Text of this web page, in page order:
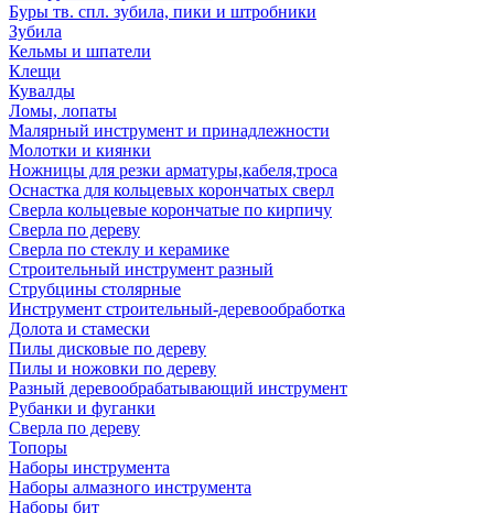
Буры тв. спл. зубила, пики и штробники
Зубила
Кельмы и шпатели
Клещи
Кувалды
Ломы, лопаты
Малярный инструмент и принадлежности
Молотки и киянки
Ножницы для резки арматуры,кабеля,троса
Оснастка для кольцевых корончатых сверл
Сверла кольцевые корончатые по кирпичу
Сверла по дереву
Сверла по стеклу и керамике
Строительный инструмент разный
Струбцины столярные
Инструмент строительный-деревообработка
Долота и стамески
Пилы дисковые по дереву
Пилы и ножовки по дереву
Разный деревообрабатывающий инструмент
Рубанки и фуганки
Сверла по дереву
Топоры
Наборы инструмента
Наборы алмазного инструмента
Наборы бит